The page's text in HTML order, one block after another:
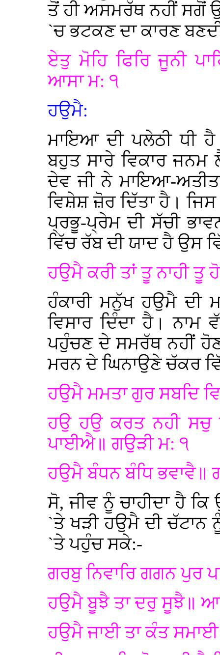
ਤੋਂ ਹੀ ਅਸਮਰੱਥ ਨਹੀਂ ਸਗੋਂ
`ਚ ਭਟਕਣ ਦਾ ਕਾਰਣ
ਏਤੁ ਮੋਹਿ ਫਿਰਿ ਜੂਨੀ
ਆਸਾ ਮ: ੧
ਹਉਮੈ:
ਮਾਇਆ ਦੀ ਪਲੇਠੀ ਧੀ
ਬਹੁਤ ਸਾਰੇ ਵਿਕਾਰ
ਦੇਵ ਜੀ ਨੇ ਮਾਇਆ-
ਵਿਸ਼ੇਸ਼ ਜ਼ੋਰ ਦਿੱਤਾ ਹੈ।
ਪ੍ਰਭੂ-ਪ੍ਰੇਮ ਦੀ ਸੱਚੀ
ਵਿੱਚ ਰੱਬ ਦੀ ਯਾਦ ਹੈ ਉਸ
ਹਉਮੈ ਕਰੀ ਤਾਂ ਤੂ ਨਾਹੀ ਤੂ
ਹੰਕਾਰੀ ਮਨੁੱਖ ਹਉਮੈ ਦੀ
ਵਿਸਾਰ ਦਿੰਦਾ ਹੈ।
ਪਹੁੰਚਣ ਦੇ ਸਮਰੱਥ ਨਹੀਂ
ਮਰਨ ਦੇ ਘਿਨਾਉਣੇ ਚੱਕਰ
ਹਉਮੈ ਮਮਤਾ ਗੁਰ ਸਬਦਿ
ਹਉ ਹਉ ਕਰਤ ਨਹੀ
ਪਾਈਐ॥ ਗਉੜੀ ਮ: ੧
ਹਉਮੈ ਬੰਧਨ ਬੰਧਿ ਭਵਾਵੈ॥
ਸੋ, ਜੀਵ ਨੂੰ ਚਾਹੀਦਾ ਹੈ
`ਤੇ ਖੜੀ ਹਉਮੈ ਦੀ
`ਤੇ ਪਹੁੰਚ ਸਕੇ:-
ਗਰਬੁ ਨਿਵਾਰਿ ਗਗਨ ਪੁਰ
ਹਉਮੈ ਬੂਝੈ ਤਾ ਦਰੁ ਸੂਝੈ॥
ਹਉਮੈ ਜਾਈ ਤਾ ਕੰਤ